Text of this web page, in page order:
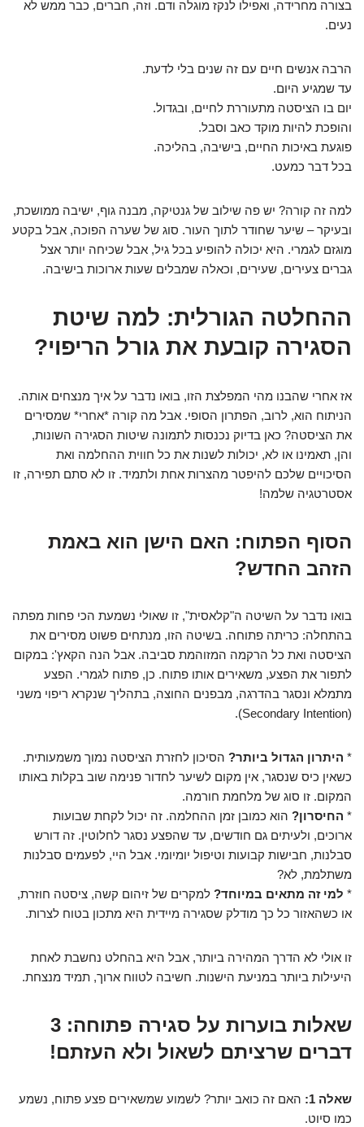
בצורה מחרידה, ואפילו לנקז מוגלה ודם. וזה, חברים, כבר ממש לא
נעים.
הרבה אנשים חיים עם זה שנים בלי לדעת.
עד שמגיע היום.
יום בו הציסטה מתעוררת לחיים, ובגדול.
והופכת להיות מוקד כאב וסבל.
פוגעת באיכות החיים, בישיבה, בהליכה.
בכל דבר כמעט.
למה זה קורה? יש פה שילוב של גנטיקה, מבנה גוף, ישיבה ממושכת,
ובעיקר – שיער שחודר לתוך העור. סוג של שערה הפוכה, אבל בקטע
מוגזם לגמרי. היא יכולה להופיע בכל גיל, אבל שכיחה יותר אצל
גברים צעירים, שעירים, וכאלה שמבלים שעות ארוכות בישיבה.
ההחלטה הגורלית: למה שיטת
הסגירה קובעת את גורל הריפוי?
אז אחרי שהבנו מהי המפלצת הזו, בואו נדבר על איך מנצחים אותה.
הניתוח הוא, לרוב, הפתרון הסופי. אבל מה קורה *אחרי* שמסירים
את הציסטה? כאן בדיוק נכנסות לתמונה שיטות הסגירה השונות,
והן, תאמינו או לא, יכולות לשנות את כל חווית ההחלמה ואת
הסיכויים שלכם להיפטר מהצרות אחת ולתמיד. זו לא סתם תפירה, זו
אסטרטגיה שלמה!
הסוף הפתוח: האם הישן הוא באמת
הזהב החדש?
בואו נדבר על השיטה ה"קלאסית", זו שאולי נשמעת הכי פחות מפתה
בהתחלה: כריתה פתוחה. בשיטה הזו, מנתחים פשוט מסירים את
הציסטה ואת כל הרקמה המזוהמת סביבה. אבל הנה הקאץ': במקום
לתפור את הפצע, משאירים אותו פתוח. כן, פתוח לגמרי. הפצע
מתמלא ונסגר בהדרגה, מבפנים החוצה, בתהליך שנקרא ריפוי משני
(Secondary Intention).
* היתרון הגדול ביותר? הסיכון לחזרת הציסטה נמוך משמעותית.
כשאין כיס שנסגר, אין מקום לשיער לחדור פנימה שוב בקלות באותו
המקום. זו סוג של מלחמת חורמה.
* החיסרון? הוא כמובן זמן ההחלמה. זה יכול לקחת שבועות
ארוכים, ולעיתים גם חודשים, עד שהפצע נסגר לחלוטין. זה דורש
סבלנות, חבישות קבועות וטיפול יומיומי. אבל היי, לפעמים סבלנות
משתלמת, לא?
* למי זה מתאים במיוחד? למקרים של זיהום קשה, ציסטה חוזרת,
או כשהאזור כל כך מודלק שסגירה מיידית היא מתכון בטוח לצרות.
זו אולי לא הדרך המהירה ביותר, אבל היא בהחלט נחשבת לאחת
היעילות ביותר במניעת הישנות. חשיבה לטווח ארוך, תמיד מנצחת.
שאלות בוערות על סגירה פתוחה: 3
דברים שרציתם לשאול ולא העזתם!
שאלה 1:
האם זה כואב יותר? לשמוע שמשאירים פצע פתוח, נשמע
כמו סיוט.